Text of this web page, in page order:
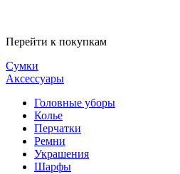
Перейти к покупкам
Сумки
Аксессуары
Головные уборы
Колье
Перчатки
Ремни
Украшения
Шарфы